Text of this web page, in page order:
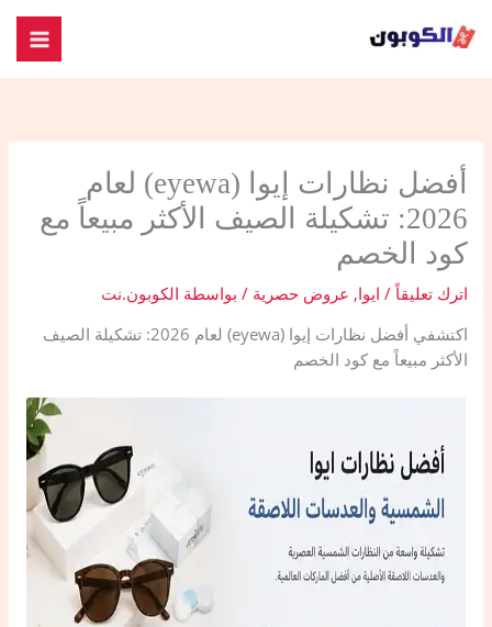
إلى
​أفضل نظارات إيوا (eyewa) لعام
2026: تشكيلة الصيف الأكثر مبيعاً مع
كود الخصم
اترك تعليقاً / ايوا, عروض حصرية / بواسطة الكوبون.نت
اكتشفي ​أفضل نظارات إيوا (eyewa) لعام 2026: تشكيلة الصيف
الأكثر مبيعاً مع كود الخصم